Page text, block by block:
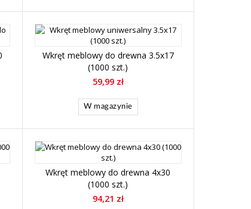
Wkręt meblowy do drewna 3.5x17
(1000 szt.)
59,99 zł
W magazynie
Wkręt meblowy do drewna 4x30
(1000 szt.)
94,21 zł